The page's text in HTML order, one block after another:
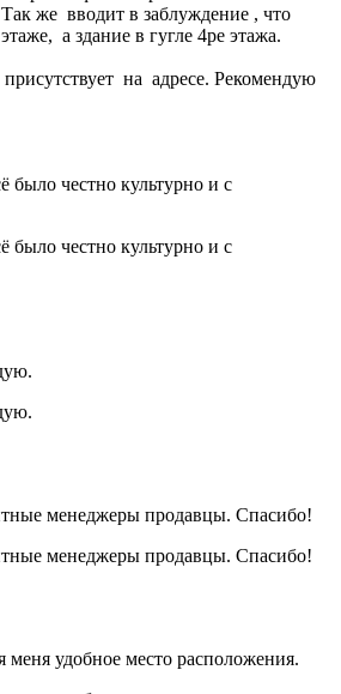
же вводит в заблуждение , что
а здание в гугле 4ре этажа.
на адресе. Рекомендую
было честно культурно и с
было честно культурно и с
менеджеры продавцы. Спасибо!
менеджеры продавцы. Спасибо!
удобное место расположения.